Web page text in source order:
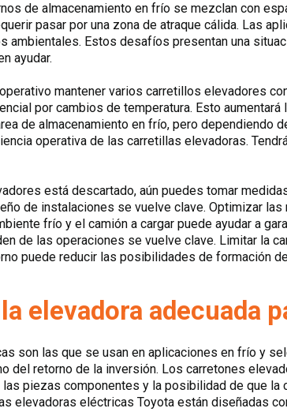
de almacenamiento en frío se mezclan con
pasar por una zona de atraque cálida. Las
ambientales. Estos desafíos presentan una
ayudar.
mantener varios carretillos elevadores
por cambios de temperatura. Esto
de almacenamiento en frío, pero dependiendo
operativa de las carretillas elevadoras.
está descartado, aún puedes tomar
de instalaciones se vuelve clave. Optimizar
frío y el camión a cargar puede ayudar a
de las operaciones se vuelve clave. Limitar la
puede reducir las posibilidades de formación
elevadora adecuada
son las que se usan en aplicaciones en frío y
del retorno de la inversión. Los carretones
piezas componentes y la posibilidad de que
elevadoras eléctricas Toyota están diseñadas